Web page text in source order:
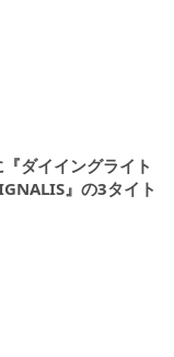
ダイイングライト
』の3タイト